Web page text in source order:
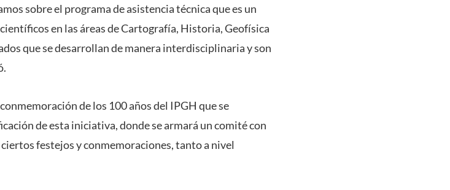
sobre el programa de asistencia técnica que es un
en las áreas de Cartografía, Historia, Geofísica
que se desarrollan de manera interdisciplinaria y son
de los 100 años del IPGH que se
de esta iniciativa, donde se armará un comité con
festejos y conmemoraciones, tanto a nivel